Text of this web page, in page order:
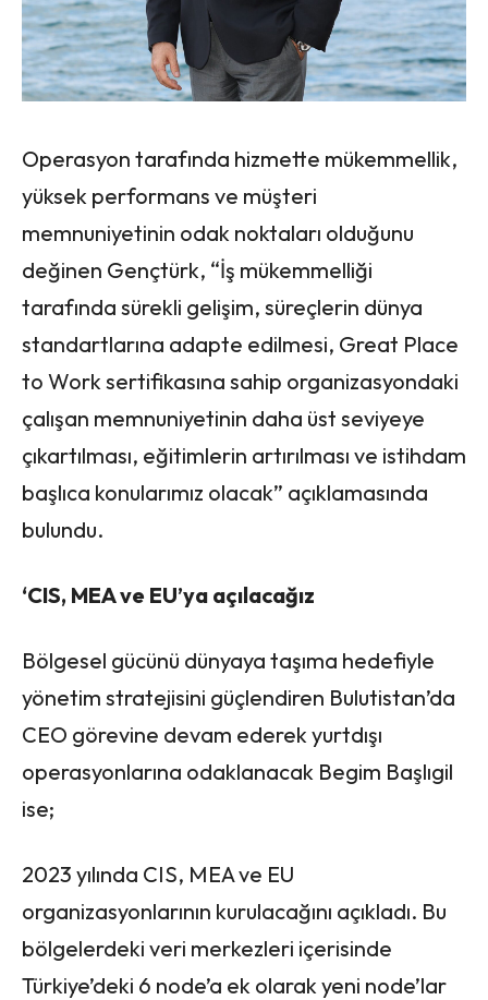
Operasyon tarafında hizmette mükemmellik,
yüksek performans ve müşteri
memnuniyetinin odak noktaları olduğunu
değinen Gençtürk, “İş mükemmelliği
tarafında sürekli gelişim, süreçlerin dünya
standartlarına adapte edilmesi, Great Place
to Work sertifikasına sahip organizasyondaki
çalışan memnuniyetinin daha üst seviyeye
çıkartılması, eğitimlerin artırılması ve istihdam
başlıca konularımız olacak” açıklamasında
bulundu.
‘CIS, MEA ve EU’ya açılacağız
Bölgesel gücünü dünyaya taşıma hedefiyle
yönetim stratejisini güçlendiren Bulutistan’da
CEO görevine devam ederek yurtdışı
operasyonlarına odaklanacak Begim Başlıgil
ise;
2023 yılında CIS, MEA ve EU
organizasyonlarının kurulacağını açıkladı. Bu
bölgelerdeki veri merkezleri içerisinde
Türkiye’deki 6 node’a ek olarak yeni node’lar